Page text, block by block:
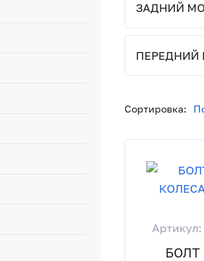
ЗАДНИЙ
ПЕРЕДНИЙ
Сортировка:
Артикул:
БОЛТ